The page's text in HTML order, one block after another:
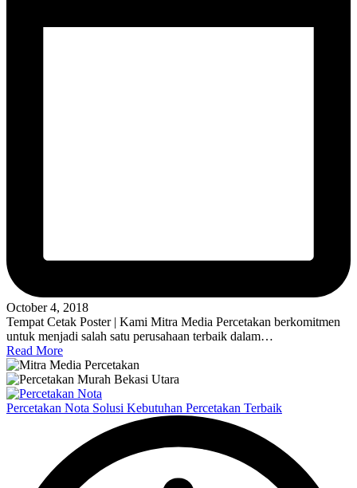
October 4, 2018
Tempat Cetak Poster | Kami Mitra Media Percetakan berkomitmen
untuk menjadi salah satu perusahaan terbaik dalam…
Read More
Percetakan Nota Solusi Kebutuhan Percetakan Terbaik